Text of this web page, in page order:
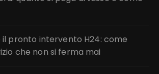
il pronto intervento H24: come
che non si ferma mai